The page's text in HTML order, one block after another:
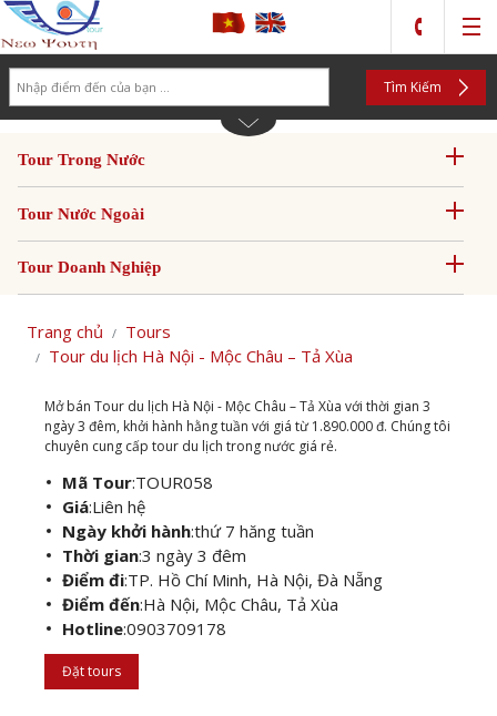
Tìm Kiếm
Tour Trong Nước
Tour Nước Ngoài
Tour Doanh Nghiệp
Trang chủ
Tours
Tour du lịch Hà Nội - Mộc Châu – Tả Xùa
Mở bán Tour du lịch Hà Nội - Mộc Châu – Tả Xùa với thời gian 3
ngày 3 đêm, khởi hành hằng tuần với giá từ 1.890.000 đ. Chúng tôi
chuyên cung cấp tour du lịch trong nước giá rẻ.
Mã Tour:TOUR058
Giá:Liên hệ
Ngày khởi hành:thứ 7 hăng tuần
Thời gian:3 ngày 3 đêm
Điểm đi:TP. Hồ Chí Minh, Hà Nội, Đà Nẵng
Điểm đến:Hà Nội, Mộc Châu, Tả Xùa
Hotline:0903709178
Đặt tours